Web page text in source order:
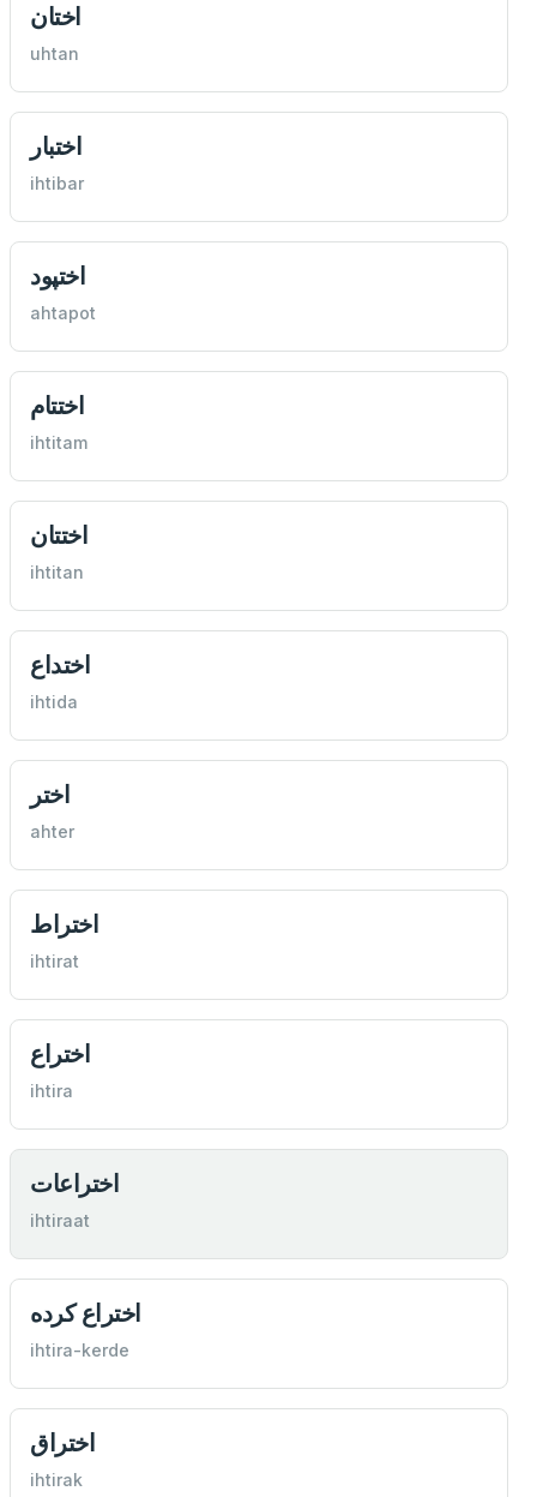
اختان
uhtan
اختبار
ihtibar
اختپود
ahtapot
اختتام
ihtitam
اختتان
ihtitan
اختداع
ihtida
اختر
ahter
اختراط
ihtirat
اختراع
ihtira
اختراعات
ihtiraat
اختراع كرده
ihtira-kerde
اختراق
ihtirak